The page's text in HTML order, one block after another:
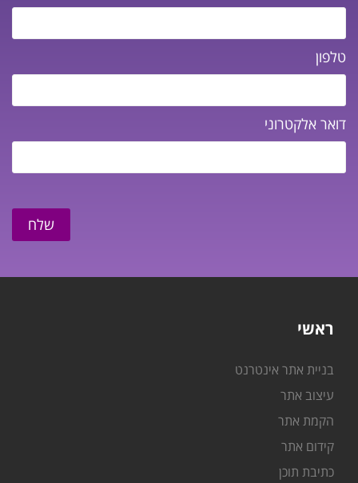
טלפון
דואר אלקטרוני
שלח
ראשי
בניית אתר אינטרנט
עיצוב אתר
הקמת אתר
קידום אתר
כתיבת תוכן